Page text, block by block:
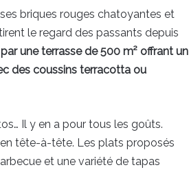
briques rouges chatoyantes et
le regard des passants depuis
une terrasse de 500 m² offrant un
des coussins terracotta ou
Il y en a pour tous les goûts.
tête-à-tête. Les plats proposés
et une variété de tapas